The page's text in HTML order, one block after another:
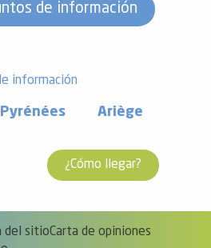
de información
información
Pyrénées Ariège
¿Cómo llegar?
del sitioCarta de opiniones